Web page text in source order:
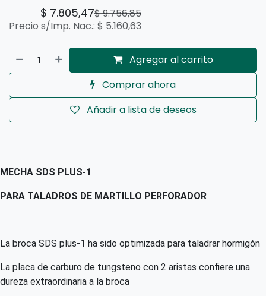
$ 7.805,47$9.756,85
Precio s/Imp. Nac.: $ 5.160,63
Agregar al carrito
Comprar ahora
Añadir a lista de deseos
MECHA SDS PLUS-1
PARA TALADROS DE MARTILLO PERFORADOR
La broca SDS plus-1 ha sido optimizada para taladrar hormigón
La placa de carburo de tungsteno con 2 aristas confiere una
dureza extraordinaria a la broca